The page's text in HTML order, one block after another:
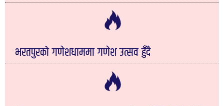
भरतपुरको गणेशधाममा गणेश उत्सव हुँदै